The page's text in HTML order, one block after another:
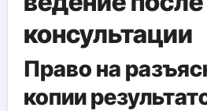
консультации
Право на
копии